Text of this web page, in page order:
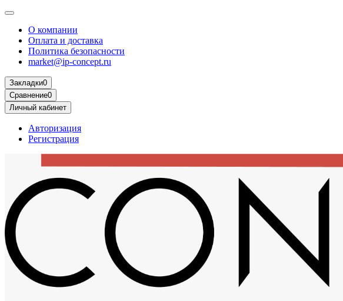
О компании
Оплата и доставка
Политика безопасности
market@ip-concept.ru
Закладки0
Сравнение0
Личный кабинет
Авторизация
Регистрация